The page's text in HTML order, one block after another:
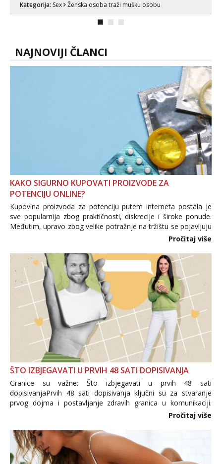
zadovoljiti moje potrebe,ne trazim puno
samo malo njeznosti i razumjevanja.
muskar...
Kategorija: Sex Ženska osoba traži mušku osobu
NAJNOVIJI ČLANCI
KAKO SIGURNO KUPOVATI PROIZVODE ZA
POTENCIJU ONLINE?
Kupovina proizvoda za potenciju putem interneta postala je
sve popularnija zbog praktičnosti, diskrecije i široke ponude.
Međutim, upravo zbog velike potražnje na tržištu se pojavljuju
i brojni krivotvoreni proizvodi, nepouzdane internetske
Pročitaj više
ŠTO IZBJEGAVATI U PRVIH 48 SATI DOPISIVANJA
Granice su važne: Što izbjegavati u prvih 48 sati
dopisivanjaPrvih 48 sati dopisivanja ključni su za stvaranje
prvog dojma i postavljanje zdravih granica u komunikaciji.
Važno je izbjeći prebrzo otkrivanje osobnih ili intimnih
informacija, jer nepoznata osoba još nije zaslužila to
povjerenje. Takođe...
Pročitaj više